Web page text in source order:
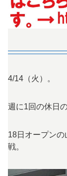
4/14（火）。
週に1回の休日
18日オープン
戦。